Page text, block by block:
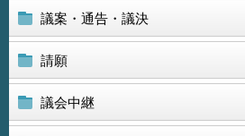
議案・通告・議決
請願
議会中継